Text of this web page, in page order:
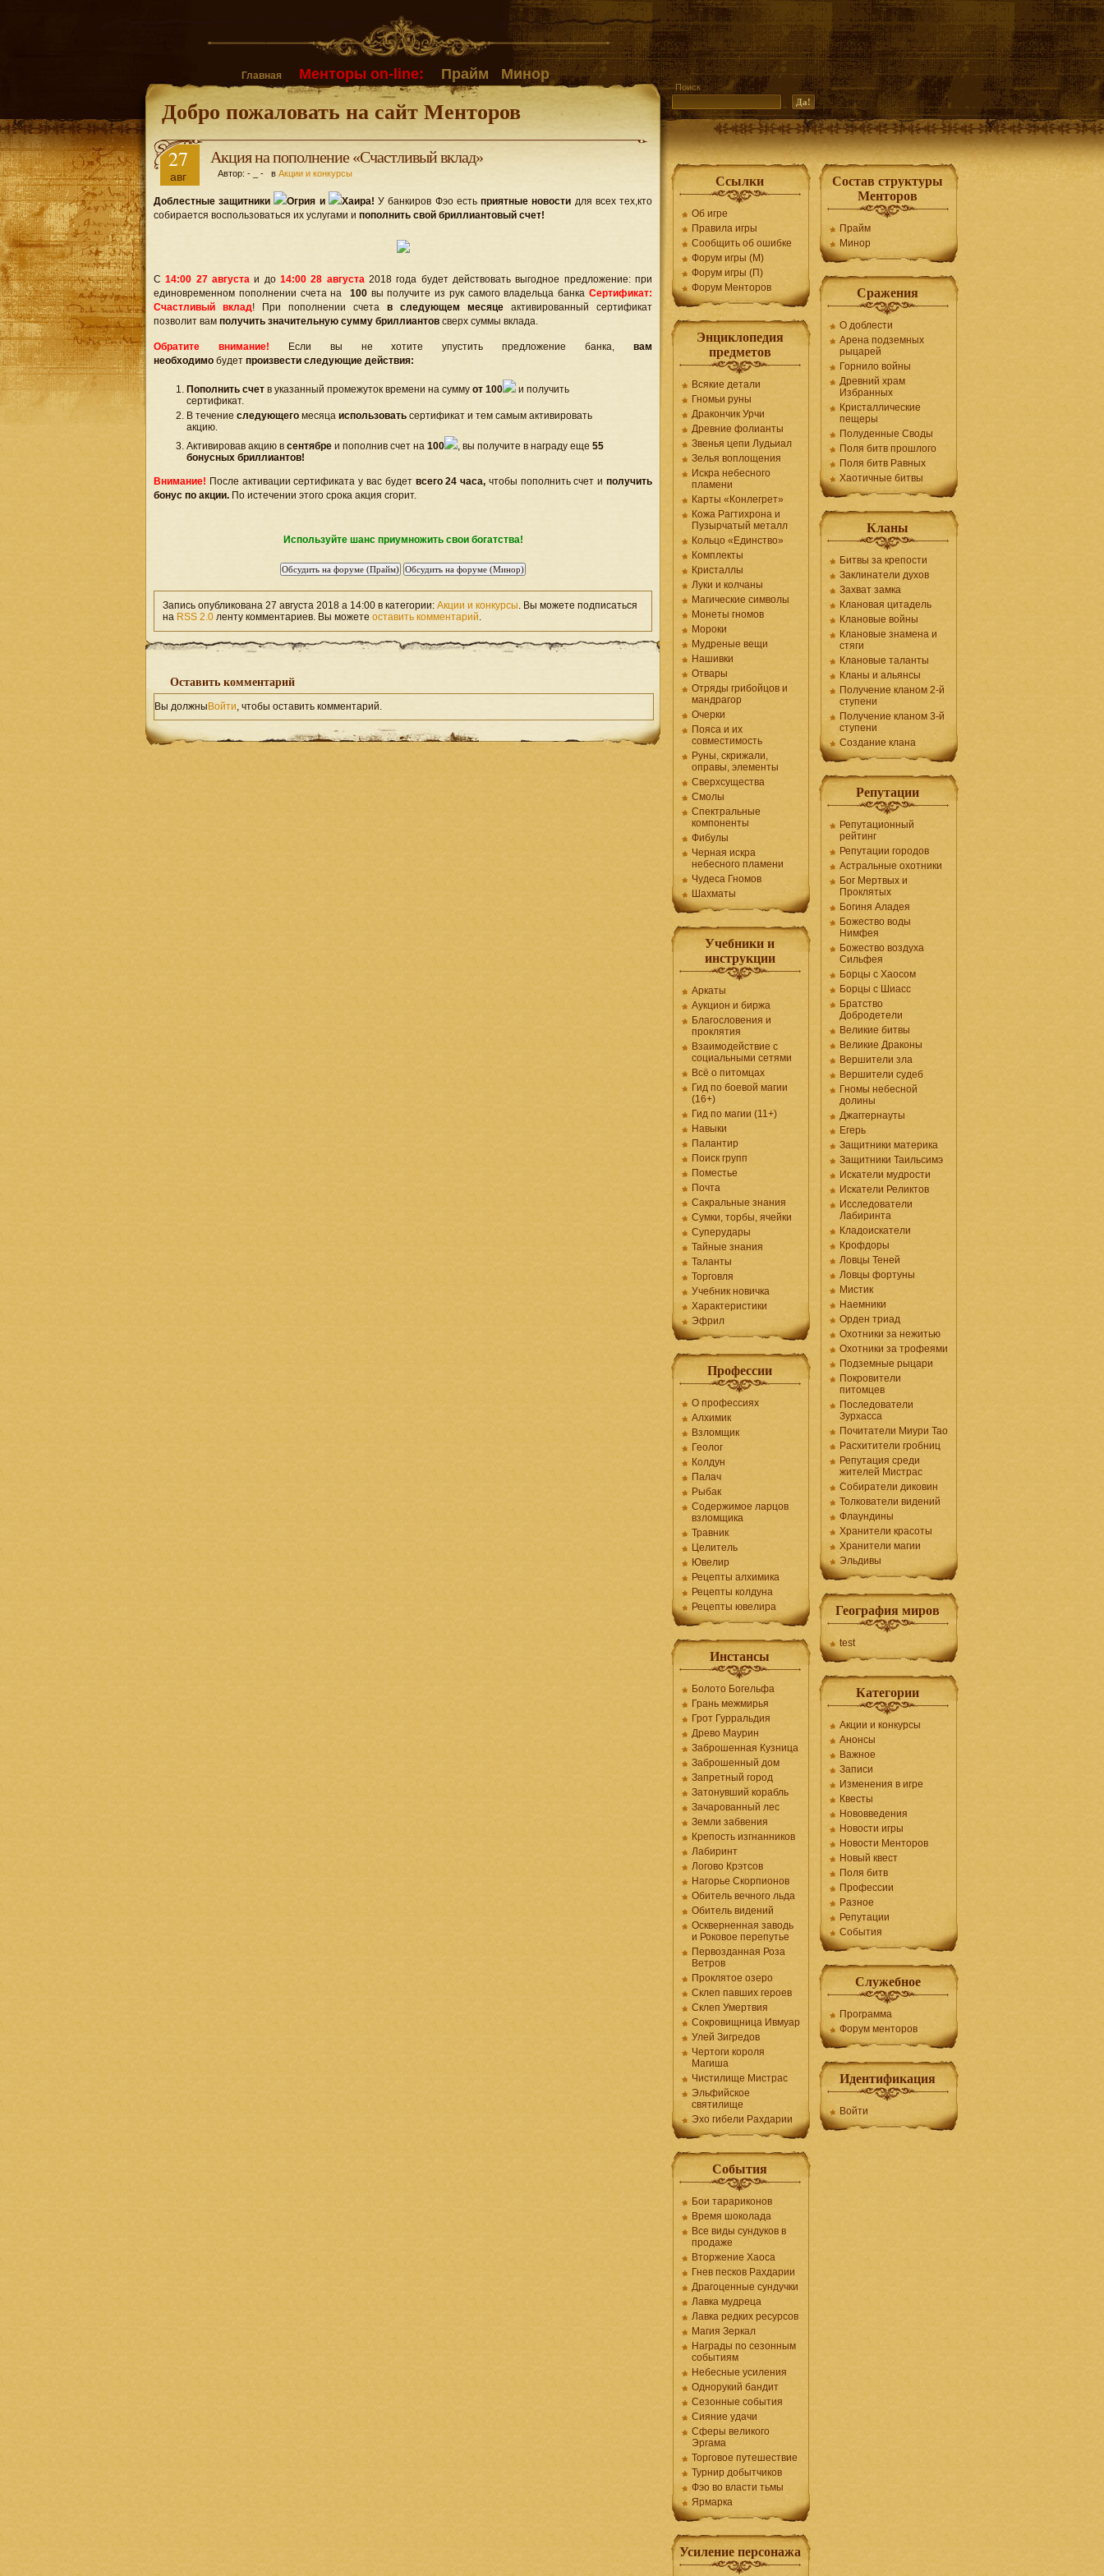
Главная Менторы on-line: Прайм Минор
Добро пожаловать на сайт Менторов
Поиск
27
авг
Акция на пополнение «Счастливый вклад»
Автор: - _ - в Акции и конкурсы
Доблестные защитники Огрия и Хаира! У банкиров Фэо естьприятные новости для всех тех,кто
собирается воспользоваться их услугами и пополнить свой бриллиантовый счет!
С14:00 27 августа и до14:00 28 августа2018 года будет действовать выгодное предложение: при
единовременном пополнении счета на
100вы получите из рук самого владельца банкаСертификат:
Счастливый вклад! При пополнении счета в следующем месяце активированный сертификат
позволит вам получить значительную сумму бриллиантов сверх суммы вклада.
Обратите внимание! Если вы не хотите упустить предложение банка,вам
необходимо будет произвести следующие действия:
Пополнить счет в указанный промежуток времени на сумму от 100
и получить
сертификат.
В течение следующего месяца использовать сертификат и тем самым активировать
акцию.
Активировав акцию в сентябре и пополнив счет на 100 , вы получите в награду еще 55
бонусных бриллиантов!
Внимание! После активации сертификата у вас будетвсего 24 часа, чтобы пополнить счет иполучить
бонус по акции. По истечении этого срока акция сгорит.
Используйте шанс приумножить свои богатства!
Запись опубликована 27 августа 2018 а 14:00 в категории: Акции и конкурсы. Вы можете подписаться
на RSS 2.0 ленту комментариев. Вы можете оставить комментарий.
Оставить комментарий
Вы должны Войти, чтобы оставить комментарий.
Ссылки
Об игре
Правила игры
Сообщить об ошибке
Форум игры (М)
Форум игры (П)
Форум Менторов
Энциклопедия
предметов
Всякие детали
Гномьи руны
Дракончик Урчи
Древние фолианты
Звенья цепи Лудьиал
Зелья воплощения
Искра небесного
пламени
Карты «Конлегрет»
Кожа Рагтихрона и
Пузырчатый металл
Кольцо «Единство»
Комплекты
Кристаллы
Луки и колчаны
Магические символы
Монеты гномов
Мороки
Мудреные вещи
Нашивки
Отвары
Отряды грибойцов и
мандрагор
Очерки
Пояса и их
совместимость
Руны, скрижали,
оправы, элементы
Сверхсущества
Смолы
Спектральные
компоненты
Фибулы
Черная искра
небесного пламени
Чудеса Гномов
Шахматы
Учебники и
инструкции
Аркаты
Аукцион и биржа
Благословения и
проклятия
Взаимодействие с
социальными сетями
Всё о питомцах
Гид по боевой магии
(16+)
Гид по магии (11+)
Навыки
Палантир
Поиск групп
Поместье
Почта
Сакральные знания
Сумки, торбы, ячейки
Суперудары
Тайные знания
Таланты
Торговля
Учебник новичка
Характеристики
Эфрил
Профессии
О профессиях
Алхимик
Взломщик
Геолог
Колдун
Палач
Рыбак
Содержимое ларцов
взломщика
Травник
Целитель
Ювелир
Рецепты алхимика
Рецепты колдуна
Рецепты ювелира
Инстансы
Болото Богельфа
Грань межмирья
Грот Гурральдия
Древо Маурин
Заброшенная Кузница
Заброшенный дом
Запретный город
Затонувший корабль
Зачарованный лес
Земли забвения
Крепость изгнанников
Лабиринт
Логово Крэтсов
Нагорье Скорпионов
Обитель вечного льда
Обитель видений
Оскверненная заводь
и Роковое перепутье
Первозданная Роза
Ветров
Проклятое озеро
Склеп павших героев
Склеп Умертвия
Сокровищница Ивмуар
Улей Зигредов
Чертоги короля
Магиша
Чистилище Мистрас
Эльфийское
святилище
Эхо гибели Рахдарии
События
Бои тарариконов
Время шоколада
Все виды сундуков в
продаже
Вторжение Хаоса
Гнев песков Рахдарии
Драгоценные сундучки
Лавка мудреца
Лавка редких ресурсов
Магия Зеркал
Награды по сезонным
событиям
Небесные усиления
Однорукий бандит
Сезонные события
Сияние удачи
Сферы великого
Эргама
Торговое путешествие
Турнир добытчиков
Фэо во власти тьмы
Ярмарка
Усиление персонажа
Состав структуры
Менторов
Прайм
Минор
Сражения
О доблести
Арена подземных
рыцарей
Горнило войны
Древний храм
Избранных
Кристаллические
пещеры
Полуденные Своды
Поля битв прошлого
Поля битв Равных
Хаотичные битвы
Кланы
Битвы за крепости
Заклинатели духов
Захват замка
Клановая цитадель
Клановые войны
Клановые знамена и
стяги
Клановые таланты
Кланы и альянсы
Получение кланом 2-й
ступени
Получение кланом 3-й
ступени
Создание клана
Репутации
Репутационный
рейтинг
Репутации городов
Астральные охотники
Бог Мертвых и
Проклятых
Богиня Аладея
Божество воды
Нимфея
Божество воздуха
Сильфея
Борцы с Хаосом
Борцы с Шиасс
Братство
Добродетели
Великие битвы
Великие Драконы
Вершители зла
Вершители судеб
Гномы небесной
долины
Джаггернауты
Егерь
Защитники материка
Защитники Таильсимэ
Искатели мудрости
Искатели Реликтов
Исследователи
Лабиринта
Кладоискатели
Крофдоры
Ловцы Теней
Ловцы фортуны
Мистик
Наемники
Орден триад
Охотники за нежитью
Охотники за трофеями
Подземные рыцари
Покровители
питомцев
Последователи
Зурхасса
Почитатели Миури Тао
Расхитители гробниц
Репутация среди
жителей Мистрас
Собиратели диковин
Толкователи видений
Флаундины
Хранители красоты
Хранители магии
Эльдивы
География миров
test
Категории
Акции и конкурсы
Анонсы
Важное
Записи
Изменения в игре
Квесты
Нововведения
Новости игры
Новости Менторов
Новый квест
Поля битв
Профессии
Разное
Репутации
События
Служебное
Программа
Форум менторов
Идентификация
Войти